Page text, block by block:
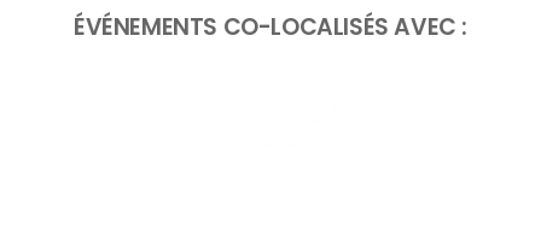
ÉVÉNEMENTS CO-LOCALISÉS AVEC :